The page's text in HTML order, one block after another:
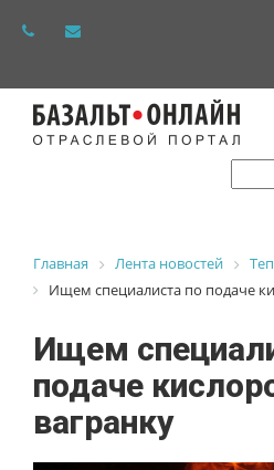
Главная Лента новостей
Ищем специалиста по подаче
Ищем
подаче
вагранку